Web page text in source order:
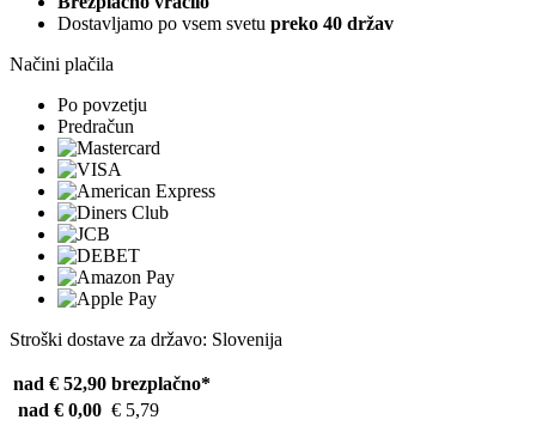
Dostavljamo po vsem svetu preko 40 držav
Načini plačila
Po povzetju
Predračun
Stroški dostave za državo: Slovenija
nad € 52,90 brezplačno*
nad € 0,00 € 5,79